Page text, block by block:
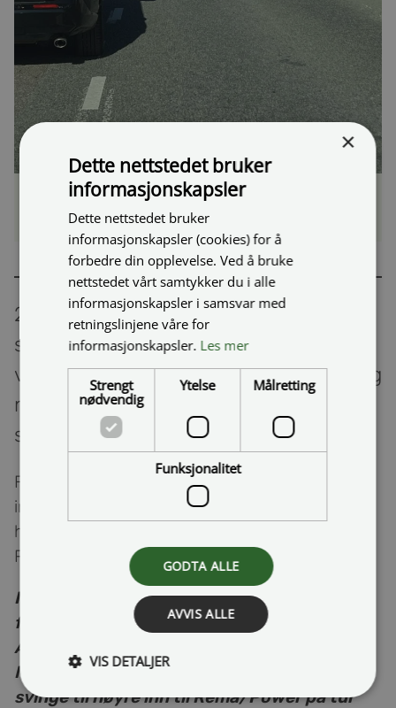
Bilde tatt fra sør og mot Rema krysset. Maskinen som
peler sees til høyre i bildet
2 av pelene til brukonstruksjonen som
skal ned kommer så langt ut mot
vegbanen at entreprenøren har sett seg
nødt til å snevre inn kjørebanen av
sikkerhetsmessige årsaker.
For å få disse arbeidene utført må vi ha
innsnevring for peling til 2 fundamenter – ett på
hver side av RV 83 – se bilde av krysset mellom
Rv. 83 og Bårnakkveien (inn til Rema) under.
I denne perioden vil man fra sør ikke kunne
foreta venstresving inn til Rema/Power.
Alternativet blir å kjøre opp i rundkjøringa i
Margrethe Jørgensens vei og snu for så å
svinge til høyre inn til Rema/Power på tur
×
Dette nettstedet bruker
informasjonskapsler
Dette nettstedet bruker
informasjonskapsler (cookies) for å
forbedre din opplevelse. Ved å bruke
nettstedet vårt samtykker du i alle
informasjonskapsler i samsvar med
retningslinjene våre for
informasjonskapsler. Les mer
Strengt
nødvendig
Ytelse Målretting
Funksjonalitet
GODTA ALLE
AVVIS ALLE
VIS DETALJER